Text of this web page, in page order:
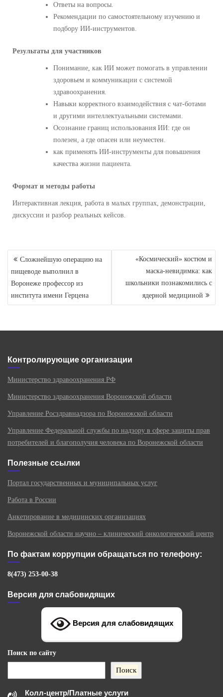
Ответы на вопросы.
Рекомендации по самостоятельному изучению и
подбору ИИ-инструментов.
Результаты для участников
Понимание, как ИИ может помогать в управлении
здоровьем и коммуникации с системой
здравоохранения.
Навыки корректного взаимодействия с чат-ботами
и другими интеллектуальными системами.
Осознание границ использования ИИ: где он
полезен, а где опасен или неуместен.
как применять ИИ-инструменты для повышения
качества жизни пациента.
Формат и методы работы
Интерактивная лекция, работа в малых группах, демонстрации,
дискуссии и разбор реальных кейсов.
Навигация
записям
Сложнейшую операцию на
пищеводе выполнил в
Воронеже профессор из
института имени Герцена
«Космический» костюм и
маска‑невидимка: как
школьники познакомились с
ядерной медициной
Контролирующие организации
Министерство здравоохранения РФ
Министерство здравоохранения Воронежской области
Управление Росздравнадзора по Воронежской области
Управление Федеральной службы по надзору в сфере защиты прав
потребителей и благополучия человека по Воронежской области
Полезные ссылки
Портал государственных и муниципальных услуг
Работа в России
Анкетирование в медицинских организациях
Воронежской области научно – клинический онкологический центр
По фактам коррупции обращаться по телефону:
8(473) 253-00-38
Версия для слабовидящих
Версия для слабовидящих
Поиск по сайту
Поиск
Колл-центр/Платные услуги